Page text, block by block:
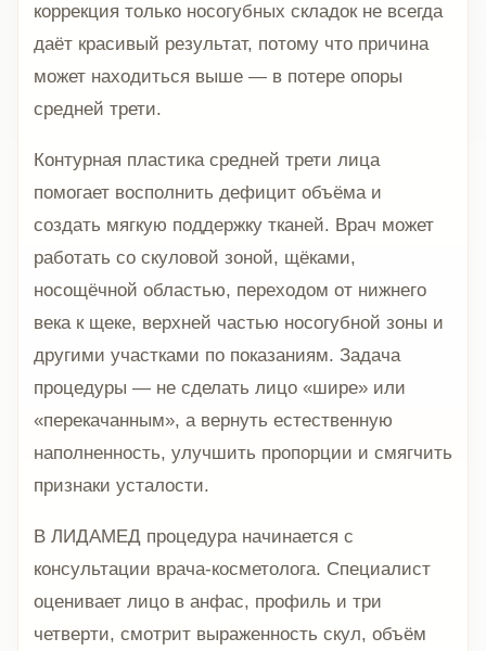
коррекция только носогубных складок не всегда
даёт красивый результат, потому что причина
может находиться выше — в потере опоры
средней трети.
Контурная пластика средней трети лица
помогает восполнить дефицит объёма и
создать мягкую поддержку тканей. Врач может
работать со скуловой зоной, щёками,
носощёчной областью, переходом от нижнего
века к щеке, верхней частью носогубной зоны и
другими участками по показаниям. Задача
процедуры — не сделать лицо «шире» или
«перекачанным», а вернуть естественную
наполненность, улучшить пропорции и смягчить
признаки усталости.
В ЛИДАМЕД процедура начинается с
консультации врача-косметолога. Специалист
оценивает лицо в анфас, профиль и три
четверти, смотрит выраженность скул, объём